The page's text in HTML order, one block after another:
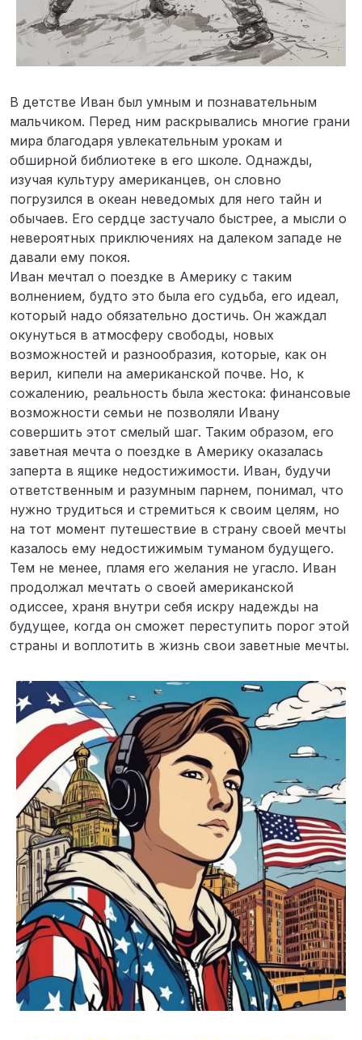
В детстве Иван был умным и познавательным
мальчиком. Перед ним раскрывались многие грани
мира благодаря увлекательным урокам и
обширной библиотеке в его школе. Однажды,
изучая культуру американцев, он словно
погрузился в океан неведомых для него тайн и
обычаев. Его сердце застучало быстрее, а мысли о
невероятных приключениях на далеком западе не
давали ему покоя.
Иван мечтал о поездке в Америку с таким
волнением, будто это была его судьба, его идеал,
который надо обязательно достичь. Он жаждал
окунуться в атмосферу свободы, новых
возможностей и разнообразия, которые, как он
верил, кипели на американской почве. Но, к
сожалению, реальность была жестока: финансовые
возможности семьи не позволяли Ивану
совершить этот смелый шаг. Таким образом, его
заветная мечта о поездке в Америку оказалась
заперта в ящике недостижимости. Иван, будучи
ответственным и разумным парнем, понимал, что
нужно трудиться и стремиться к своим целям, но
на тот момент путешествие в страну своей мечты
казалось ему недостижимым туманом будущего.
Тем не менее, пламя его желания не угасло. Иван
продолжал мечтать о своей американской
одиссее, храня внутри себя искру надежды на
будущее, когда он сможет переступить порог этой
страны и воплотить в жизнь свои заветные мечты.